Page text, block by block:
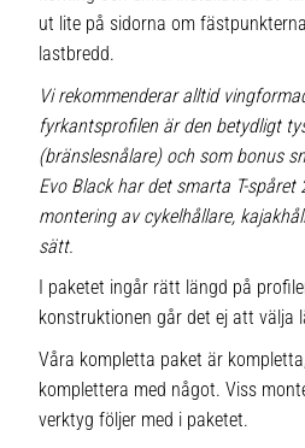
ut lite på sidorna om
lastbredd.
Vi rekommenderar alltid
fyrkantsprofilen är den betydligt
(bränslesnålare) och som bonus
Evo Black har det smarta T-
montering av cykelhållare,
sätt.
I paketet ingår rätt längd på
konstruktionen går det ej att välja
Våra kompletta paket är
komplettera med något. Viss
verktyg följer med i paketet.